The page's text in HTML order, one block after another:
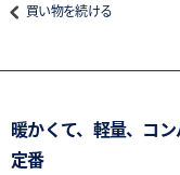
買い物を続ける
暖かくて、軽量、コ
定番